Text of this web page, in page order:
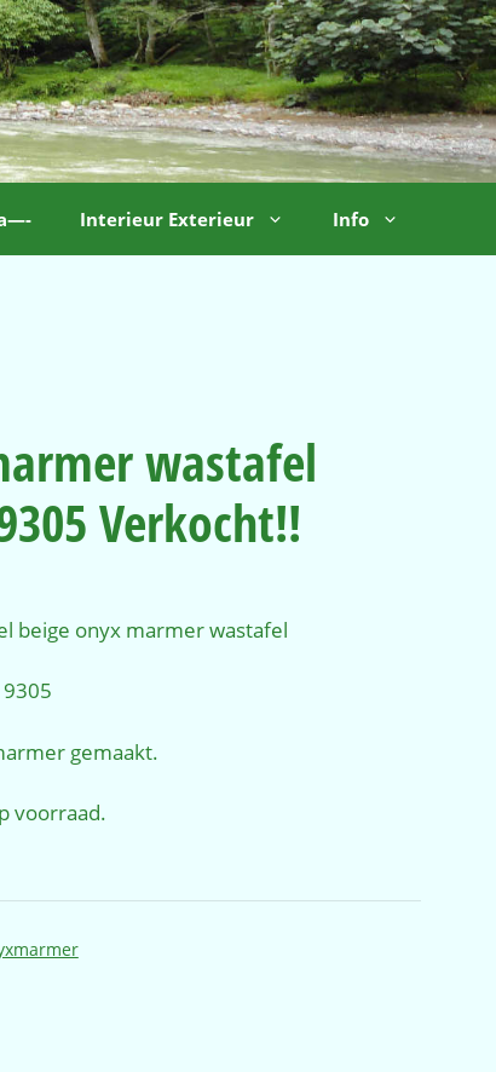
Interieur Exterieur Info
wastafel
Verkocht!!
beige onyx marmer wastafel
gemaakt.
voorraad.